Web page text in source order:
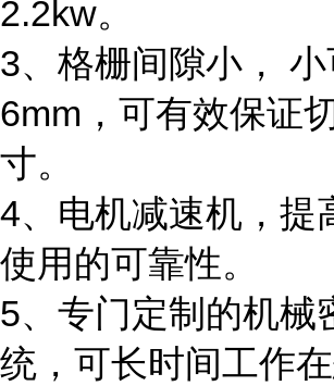
2.2kw。
3、格栅间隙小， 小
6mm，可有效保证
寸。
4、电机减速机，提
使用的可靠性。
5、专门定制的机械
统，可长时间工作